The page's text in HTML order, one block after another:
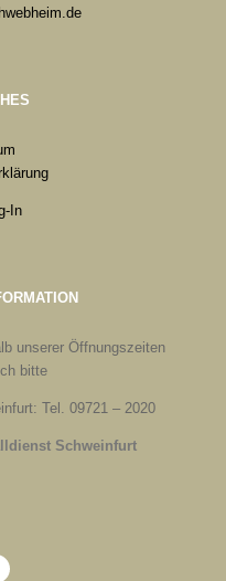
In
unserer Öffnungszeiten
bitte
Tel. 09721 – 2020
Schweinfurt